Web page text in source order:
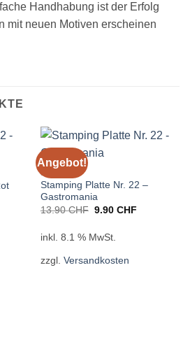
Handhabung ist der Erfolg
mit neuen Motiven erscheinen
Angebot!
STAMPING
Stamping Platte Nr. 22 –
Gastromania
13.90CHF Ursprünglicher
13.90 CHF
9.90 CHFAktueller
inkl. 8.1 % MwSt.
zzgl. Versandkosten